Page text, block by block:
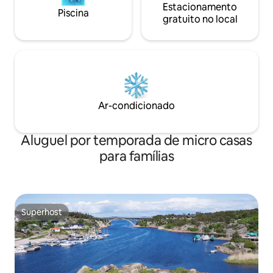
Piscina
Estacionamento
gratuito no local
Ar-condicionado
Aluguel por temporada de micro casas
para famílias
Superhost
Superhost